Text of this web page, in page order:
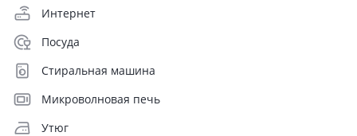
Интернет
Посуда
Стиральная машина
Микроволновая печь
Утюг